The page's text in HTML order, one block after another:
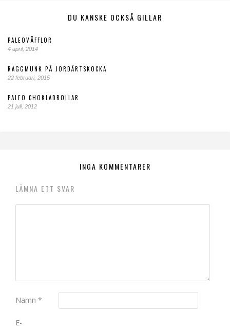
DU KANSKE OCKSÅ GILLAR
PALEOVÅFFLOR
4 april, 2014
RAGGMUNK PÅ JORDÄRTSKOCKA
22 februari, 2015
PALEO CHOKLADBOLLAR
21 juli, 2012
INGA KOMMENTARER
LÄMNA ETT SVAR
Namn *
E-